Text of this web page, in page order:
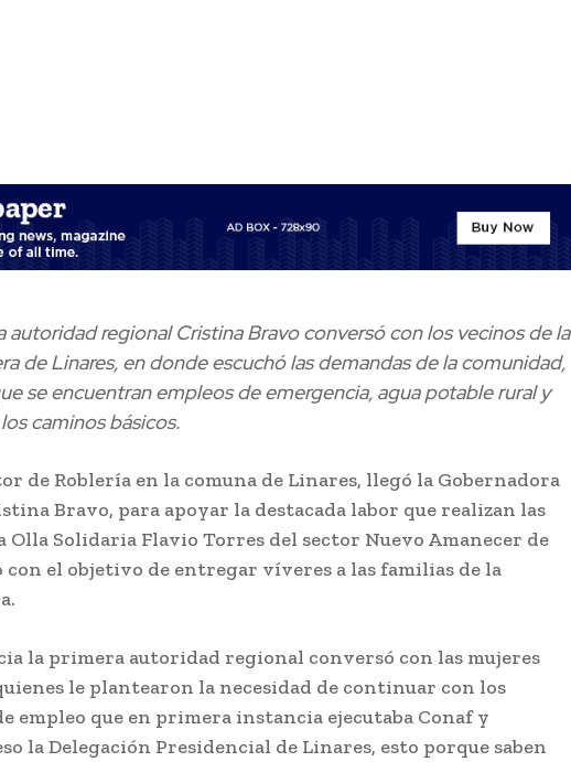
autoridad regional Cristina Bravo conversó con los vecinos de la
de Linares, en donde escuchó las demandas de la comunidad,
se encuentran empleos de emergencia, agua potable rural y
caminos básicos.
de Roblería en la comuna de Linares, llegó la Gobernadora
Bravo, para apoyar la destacada labor que realizan las
Olla Solidaria Flavio Torres del sector Nuevo Amanecer de
con el objetivo de entregar víveres a las familias de la
la primera autoridad regional conversó con las mujeres
le plantearon la necesidad de continuar con los
empleo que en primera instancia ejecutaba Conaf y
la Delegación Presidencial de Linares, esto porque saben